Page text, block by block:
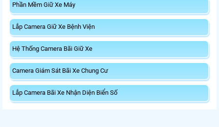
Phần Mềm Giữ Xe Máy
Lắp Camera Giữ Xe Bệnh Viện
Hệ Thống Camera Bãi Giữ Xe
Camera Giám Sát Bãi Xe Chung Cư
Lắp Camera Bãi Xe Nhận Diện Biển Số